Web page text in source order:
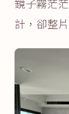
鏡子霧茫
計，卻整